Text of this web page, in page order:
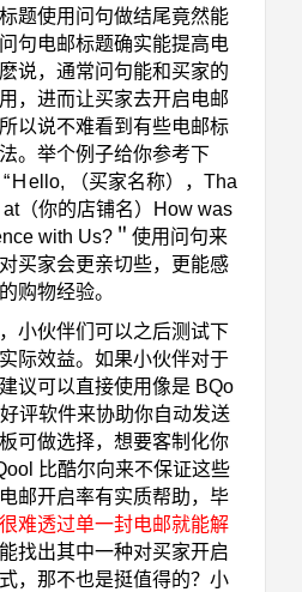
题使用问句做结尾竟然能
句电邮标题确实能提高电
说，通常问句能和买家的
，进而让买家去开启电邮
以说不难看到有些电邮标
。举个例子给你参考下
“Ｈello, （买家名称），Tha
（你的店铺名）How was
with Us?＂使用问句来
买家会更亲切些，更能感
购物经验。
小伙伴们可以之后测试下
际效益。如果小伙伴对于
议可以直接使用像是 BQo
评软件来协助你自动发送
可做选择，想要客制化你
比酷尔向来不保证这些
邮开启率有实质帮助，毕
很难透过单一封电邮就能解
找出其中一种对买家开启
，那不也是挺值得的？小